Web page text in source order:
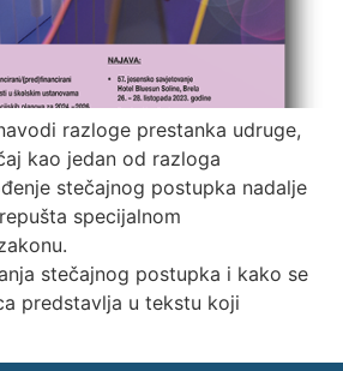
razloge prestanka udruge,
kao jedan od razloga
stečajnog postupka nadalje
specijalnom
stečajnog postupka i kako se
predstavlja u tekstu koji